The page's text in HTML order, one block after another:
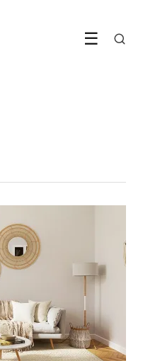
☰